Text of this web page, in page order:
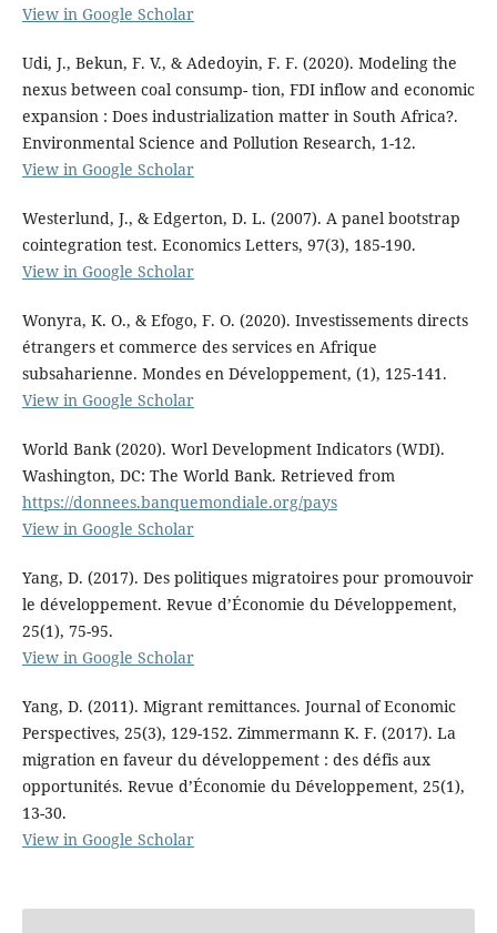
View in Google Scholar
Udi, J., Bekun, F. V., & Adedoyin, F. F. (2020). Modeling the
nexus between coal consump- tion, FDI inflow and economic
expansion : Does industrialization matter in South Africa?.
Environmental Science and Pollution Research, 1-12.
View in Google Scholar
Westerlund, J., & Edgerton, D. L. (2007). A panel bootstrap
cointegration test. Economics Letters, 97(3), 185-190.
View in Google Scholar
Wonyra, K. O., & Efogo, F. O. (2020). Investissements directs
étrangers et commerce des services en Afrique
subsaharienne. Mondes en Développement, (1), 125-141.
View in Google Scholar
World Bank (2020). Worl Development Indicators (WDI).
Washington, DC: The World Bank. Retrieved from
https://donnees.banquemondiale.org/pays
View in Google Scholar
Yang, D. (2017). Des politiques migratoires pour promouvoir
le développement. Revue d’Économie du Développement,
25(1), 75-95.
View in Google Scholar
Yang, D. (2011). Migrant remittances. Journal of Economic
Perspectives, 25(3), 129-152. Zimmermann K. F. (2017). La
migration en faveur du développement : des défis aux
opportunités. Revue d’Économie du Développement, 25(1),
13-30.
View in Google Scholar